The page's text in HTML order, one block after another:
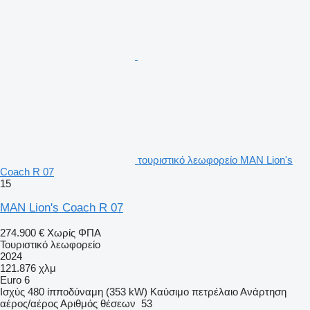
τουριστικό λεωφορείο MAN Lion's
Coach R 07
15
MAN Lion's Coach R 07
274.900 € Χωρίς ΦΠΑ
Τουριστικό λεωφορείο
2024
121.876 χλμ
Euro 6
Ισχύς 480 ίπποδύναμη (353 kW) Καύσιμο πετρέλαιοΑνάρτηση
αέρος/αέροςΑριθμός θέσεων 53